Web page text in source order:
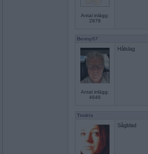
Antal inlägg:
2978
Benny57
Antal inlägg:
4646
Hålslag
Tindris
Sågblad